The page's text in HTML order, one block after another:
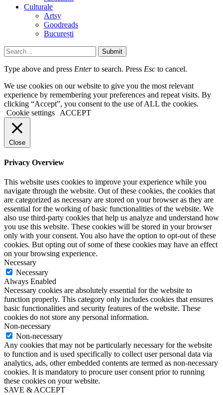
Culturale
Artsy
Goodreads
București
Submit
Type above and press Enterto search. Press Esc to cancel.
We use cookies on our website to give you the most relevant
experience by remembering your preferences and repeat visits. By
clicking “Accept”, you consent to the use of ALL the cookies.
Cookie settings
ACCEPT
Close
Privacy Overview
This website uses cookies to improve your experience while you
navigate through the website. Out of these cookies, the cookies that
are categorized as necessary are stored on your browser as they are
essential for the working of basic functionalities of the website. We
also use third-party cookies that help us analyze and understand how
you use this website. These cookies will be stored in your browser
only with your consent. You also have the option to opt-out of these
cookies. But opting out of some of these cookies may have an effect
on your browsing experience.
Necessary
Necessary
Always Enabled
Necessary cookies are absolutely essential for the website to
function properly. This category only includes cookies that ensures
basic functionalities and security features of the website. These
cookies do not store any personal information.
Non-necessary
Non-necessary
Any cookies that may not be particularly necessary for the website
to function and is used specifically to collect user personal data via
analytics, ads, other embedded contents are termed as non-necessary
cookies. It is mandatory to procure user consent prior to running
these cookies on your website.
SAVE & ACCEPT